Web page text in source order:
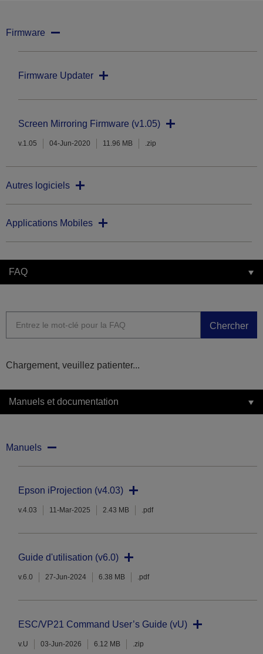
Firmware
Firmware Updater
Screen Mirroring Firmware (v1.05)
v.1.05 04-Jun-2020 11.96 MB .zip
Autres logiciels
Applications Mobiles
FAQ
Chercher
Chargement, veuillez patienter...
Manuels et documentation
Manuels
Epson iProjection (v4.03)
v.4.03 11-Mar-2025 2.43 MB .pdf
Guide d'utilisation (v6.0)
v.6.0 27-Jun-2024 6.38 MB .pdf
ESC/VP21 Command User’s Guide (vU)
v.U 03-Jun-2026 6.12 MB .zip